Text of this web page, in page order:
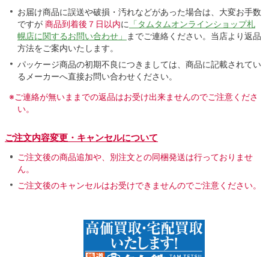
お届け商品に誤送や破損・汚れなどがあった場合は、大変お手数
ですが 商品到着後７日以内に 「タムタムオンラインショップ札
幌店に関するお問い合わせ」
までご連絡ください。当店より返品
方法をご案内いたします。
パッケージ商品の初期不良につきましては、商品に記載されてい
るメーカーへ直接お問い合わせください。
※ご連絡が無いままでの返品はお受け出来ませんのでご注意くださ
い。
ご注文内容変更・キャンセルについて
ご注文後の商品追加や、別注文との同梱発送は行っておりませ
ん。
ご注文後のキャンセルはお受けできませんのでご注意ください。